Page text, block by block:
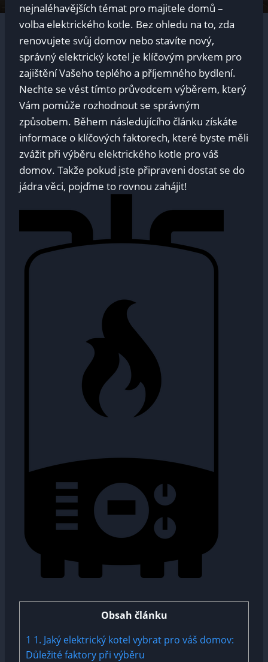
nejnaléhavějších témat pro majitele domů –
volba elektrického kotle. Bez ohledu na to, zda
renovujete svůj domov nebo stavíte nový,
správný elektrický kotel je klíčovým prvkem pro
zajištění Vašeho teplého a příjemného bydlení.
Nechte se vést tímto průvodcem výběrem, který
Vám pomůže rozhodnout se správným
způsobem. Během následujícího článku získáte
informace o klíčových faktorech, které byste měli
zvážit při výběru elektrického kotle pro váš
domov. Takže pokud jste připraveni dostat se do
jádra věci, pojďme to rovnou zahájit!
Obsah článku
1 1. Jaký elektrický kotel vybrat pro váš domov:
Důležité faktory při výběru